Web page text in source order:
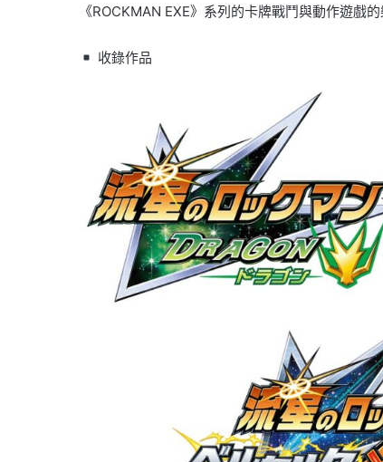
《ROCKMAN EXE》系列的卡牌戰鬥與動作遊戲
收錄作品